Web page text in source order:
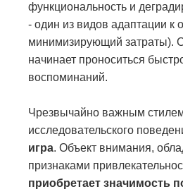
функциональность и
- один из видов адаптации к
минимизирующий затраты).
начинает проноситься
воспоминаний.
Чрезвычайно важным
исследовательского
игра. Объект внимания,
признаками
приобретает значимость